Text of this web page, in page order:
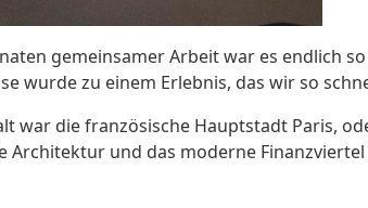
gemeinsamer Arbeit war es endlich
wurde zu einem Erlebnis, das wir so
war die französische Hauptstadt Paris,
Architektur und das moderne